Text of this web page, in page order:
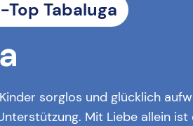
Tabaluga
sorglos und glücklich
Mit Liebe allein